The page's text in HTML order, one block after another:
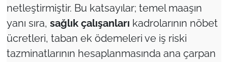
netleştirmiştir. Bu katsayılar; temel maaşın
yanı sıra, sağlık çalışanları kadrolarının nöbet
ücretleri, taban ek ödemeleri ve iş riski
tazminatlarının hesaplanmasında ana çarpan